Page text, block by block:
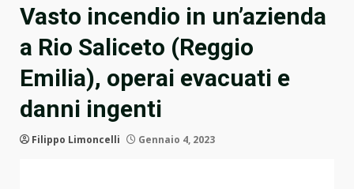
Vasto incendio in un’azienda
a Rio Saliceto (Reggio
Emilia), operai evacuati e
danni ingenti
Filippo Limoncelli Gennaio 4, 2023